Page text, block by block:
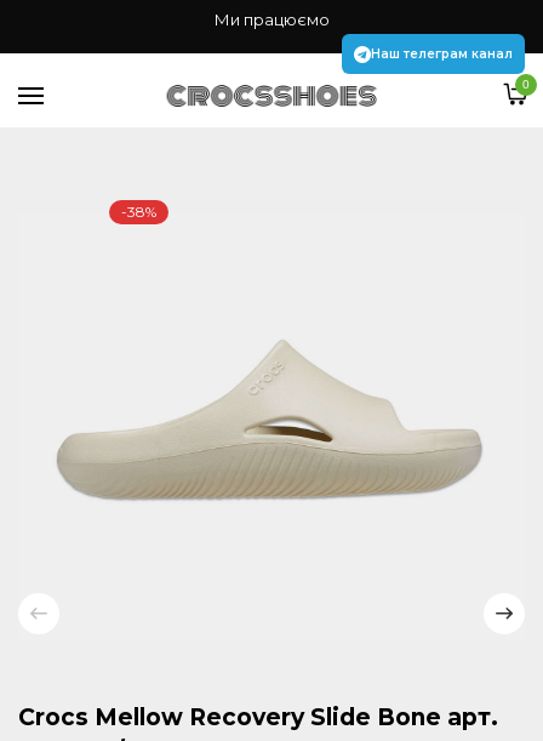
Ми працюємо
Наш телеграм канал
0
Чоловікам
Дітям
Наш телеграм канал
-38%
Crocs Mellow Recovery Slide Bone арт.